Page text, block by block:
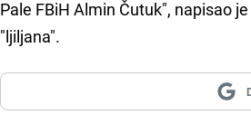
Pale FBiH Almin Čutuk", napisao
"ljiljana".